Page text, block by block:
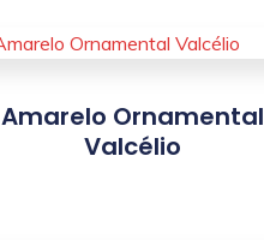
Amarelo Ornamental
Valcélio